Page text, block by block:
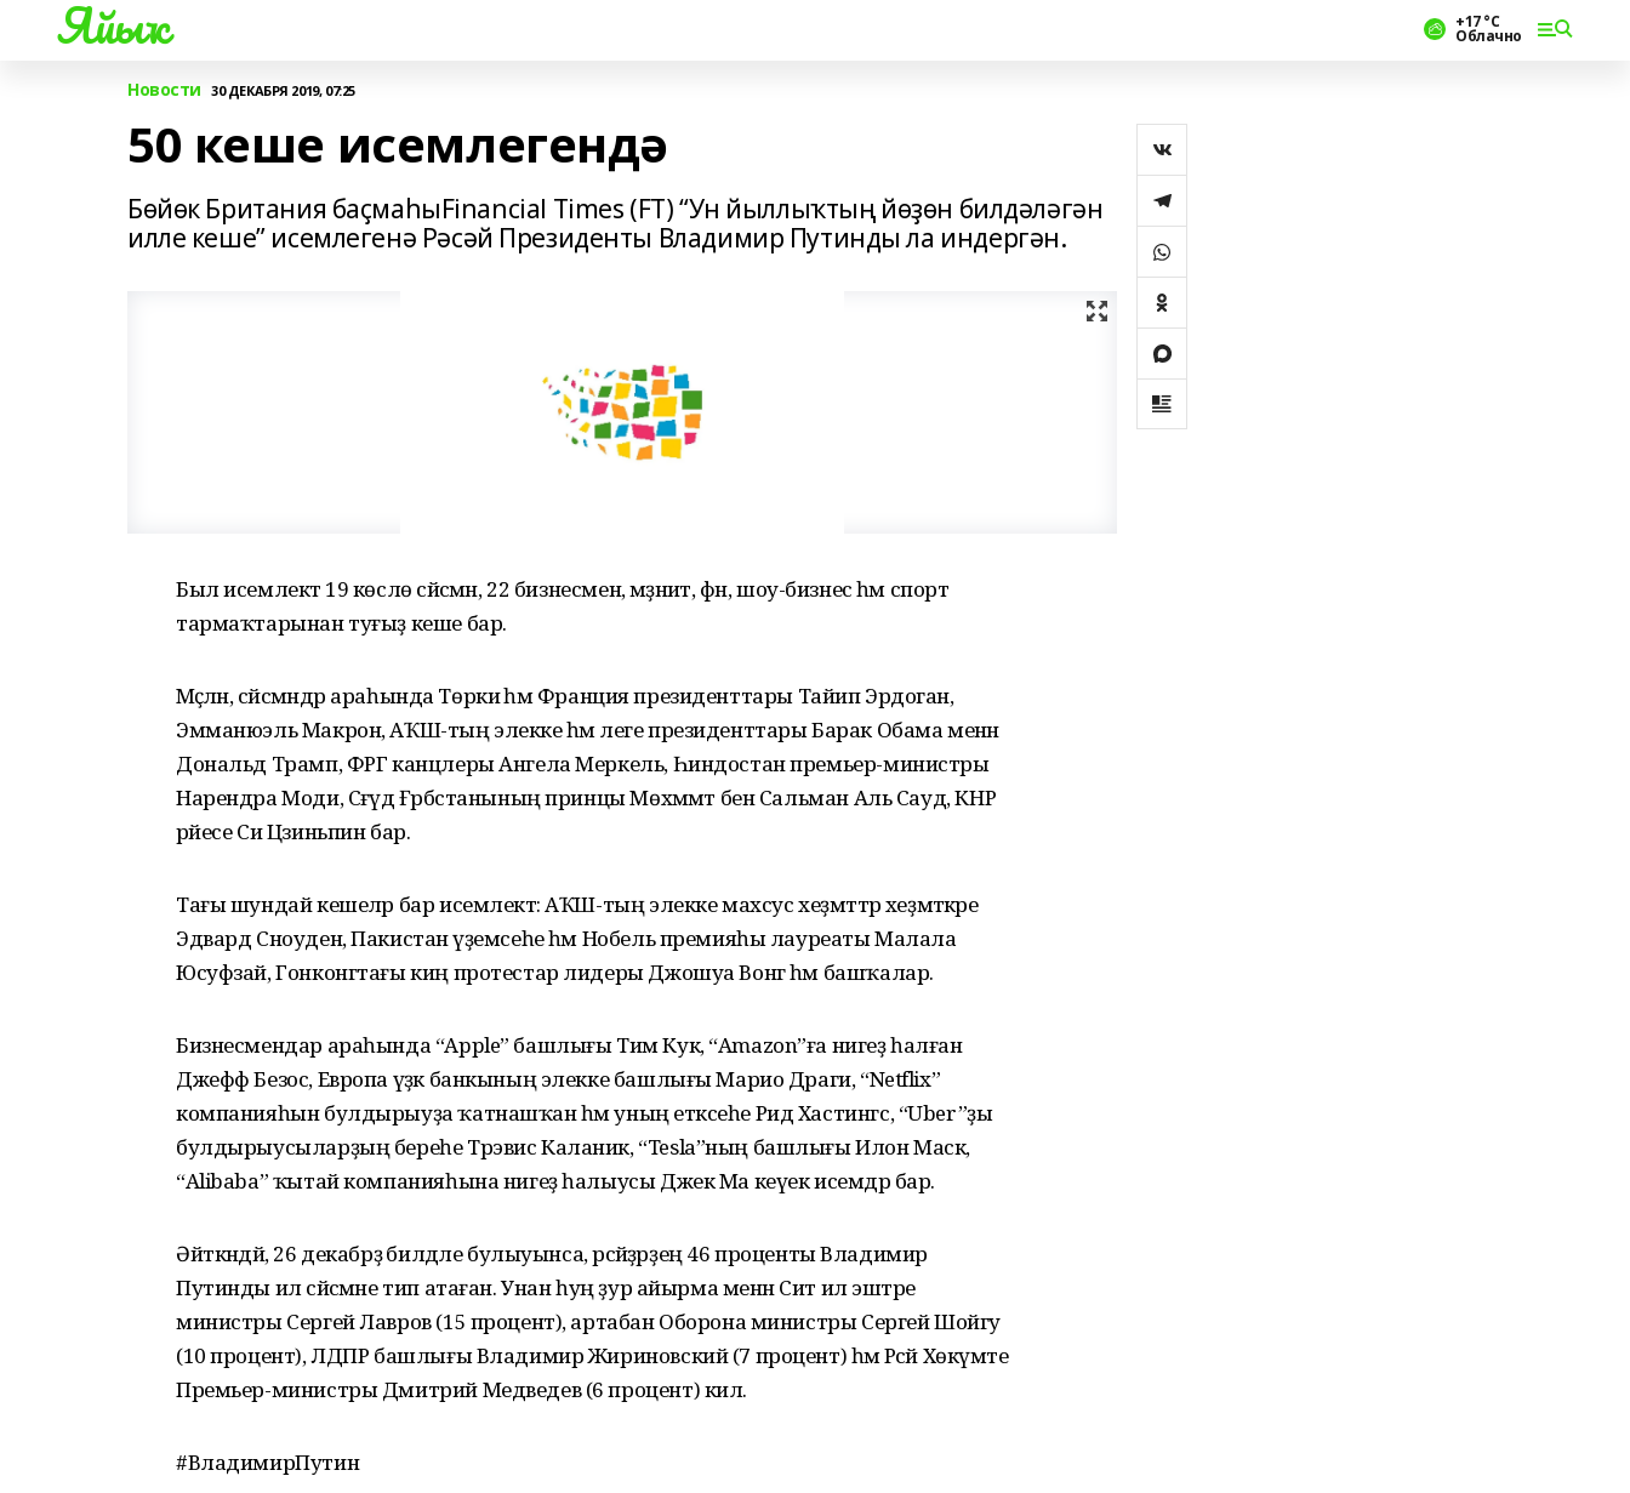
Яйыҡ +17 °С
Облачно
Новости 30 ДЕКАБРЯ 2019, 07:25
50 кеше исемлегендә
Бөйөк Британия баҫмаһыFinancial Times (FT) “Ун йыллыҡтың йөҙөн билдәләгән
илле кеше” исемлегенә Рәсәй Президенты Владимир Путинды ла индергән.
Был исемлектә 19 көслө сәйәсмән, 22 бизнесмен, мәҙәниәт, фән, шоу-бизнес һәм спорт
тармаҡтарынан туғыҙ кеше бар.
Мәҫәлән, сәйәсмәндәр араһында Төркиә һәм Франция президенттары Тайип Эрдоган,
Эмманюэль Макрон, АҠШ-тың элекке һәм әлеге президенттары Барак Обама менән
Дональд Трамп, ФРГ канцлеры Ангела Меркель, Һиндостан премьер-министры
Нарендра Моди, Сәғүд Ғәрәбстанының принцы Мөхәммәт бен Сальман Аль Сауд, КНР
рәйесе Си Цзиньпин бар.
Тағы шундай кешеләр бар исемлектә: АҠШ-тың элекке махсус хеҙмәттәр хеҙмәткәре
Эдвард Сноуден, Пакистан әүҙемсеһе һәм Нобель премияһы лауреаты Малала
Юсуфзай, Гонконгтағы киң протестар лидеры Джошуа Вонг һәм башҡалар.
Бизнесмендар араһында “Apple” башлығы Тим Кук, “Amazon”ға нигеҙ һалған
Джефф Безос, Европа үҙәк банкының элекке башлығы Марио Драги, “Netflix”
компанияһын булдырыуҙа ҡатнашҡан һәм уның етәксеһе Рид Хастингс, “Uber”ҙы
булдырыусыларҙың береһе Трэвис Каланик, “Tesla”ның башлығы Илон Маск,
“Alibaba” ҡытай компанияһына нигеҙ һалыусы Джек Ма кеүек исемдәр бар.
Әйткәндәй, 26 декабрҙә билдәле булыуынса, рәсәйҙәрҙең 46 проценты Владимир
Путинды ил сәйәсмәне тип атаған. Унан һуң ҙур айырма менән Сит ил эштәре
министры Сергей Лавров (15 процент), артабан Оборона министры Сергей Шойгу
(10 процент), ЛДПР башлығы Владимир Жириновский (7 процент) һәм Рәсәй Хөкүмәте
Премьер-министры Дмитрий Медведев (6 процент) килә.
#ВладимирПутин